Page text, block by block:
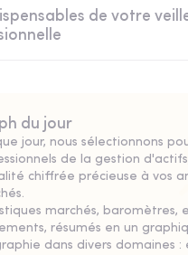
de votre
du jour
jour, nous sélectionnons
de la gestion
chiffrée précieuse à vos
marchés, baromètres,
résumés en un
dans divers domaines :